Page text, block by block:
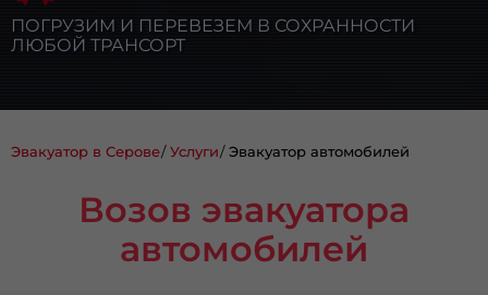
ПОГРУЗИМ И ПЕРЕВЕЗЕМ В СОХРАННОСТИ
ЛЮБОЙ ТРАНСОРТ
Эвакуатор в Серове Услуги Эвакуатор автомобилей
Возов эвакуатора
автомобилей